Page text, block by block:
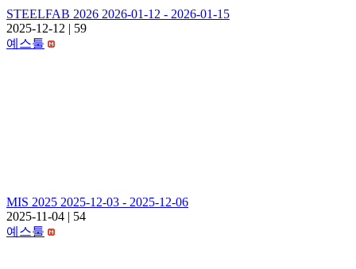
STEELFAB 2026 2026-01-12 - 2026-01-15
2025-12-12 | 59
예스툴
MIS 2025 2025-12-03 - 2025-12-06
2025-11-04 | 54
예스툴